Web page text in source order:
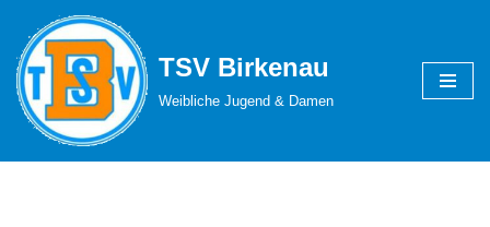
Zum
Inhalt
springen
TSV Birkenau
Weibliche Jugend & Damen